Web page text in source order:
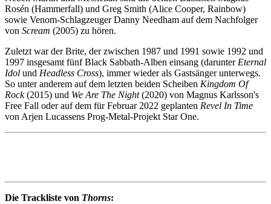
Rosén (Hammerfall) und Greg Smith (Alice Cooper, Rainbow)
sowie Venom-Schlagzeuger Danny Needham auf dem Nachfolger
von Scream (2005) zu hören.
Zuletzt war der Brite, der zwischen 1987 und 1991 sowie 1992 und
1997 insgesamt fünf Black Sabbath-Alben einsang (darunter Eternal
Idol und Headless Cross), immer wieder als Gastsänger unterwegs.
So unter anderem auf dem letzten beiden Scheiben Kingdom Of
Rock(2015) und We Are The Night(2020) von Magnus Karlsson's
Free Fall oder auf dem für Februar 2022 geplanten Revel In Time
von Arjen Lucassens Prog-Metal-Projekt Star One.
Die Trackliste von Thorns: